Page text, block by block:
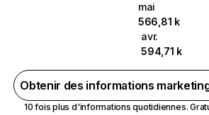
mai
566,81 k
avr.
594,71 k
Obtenir des informations
10 fois plus d'informations quotidiennes.